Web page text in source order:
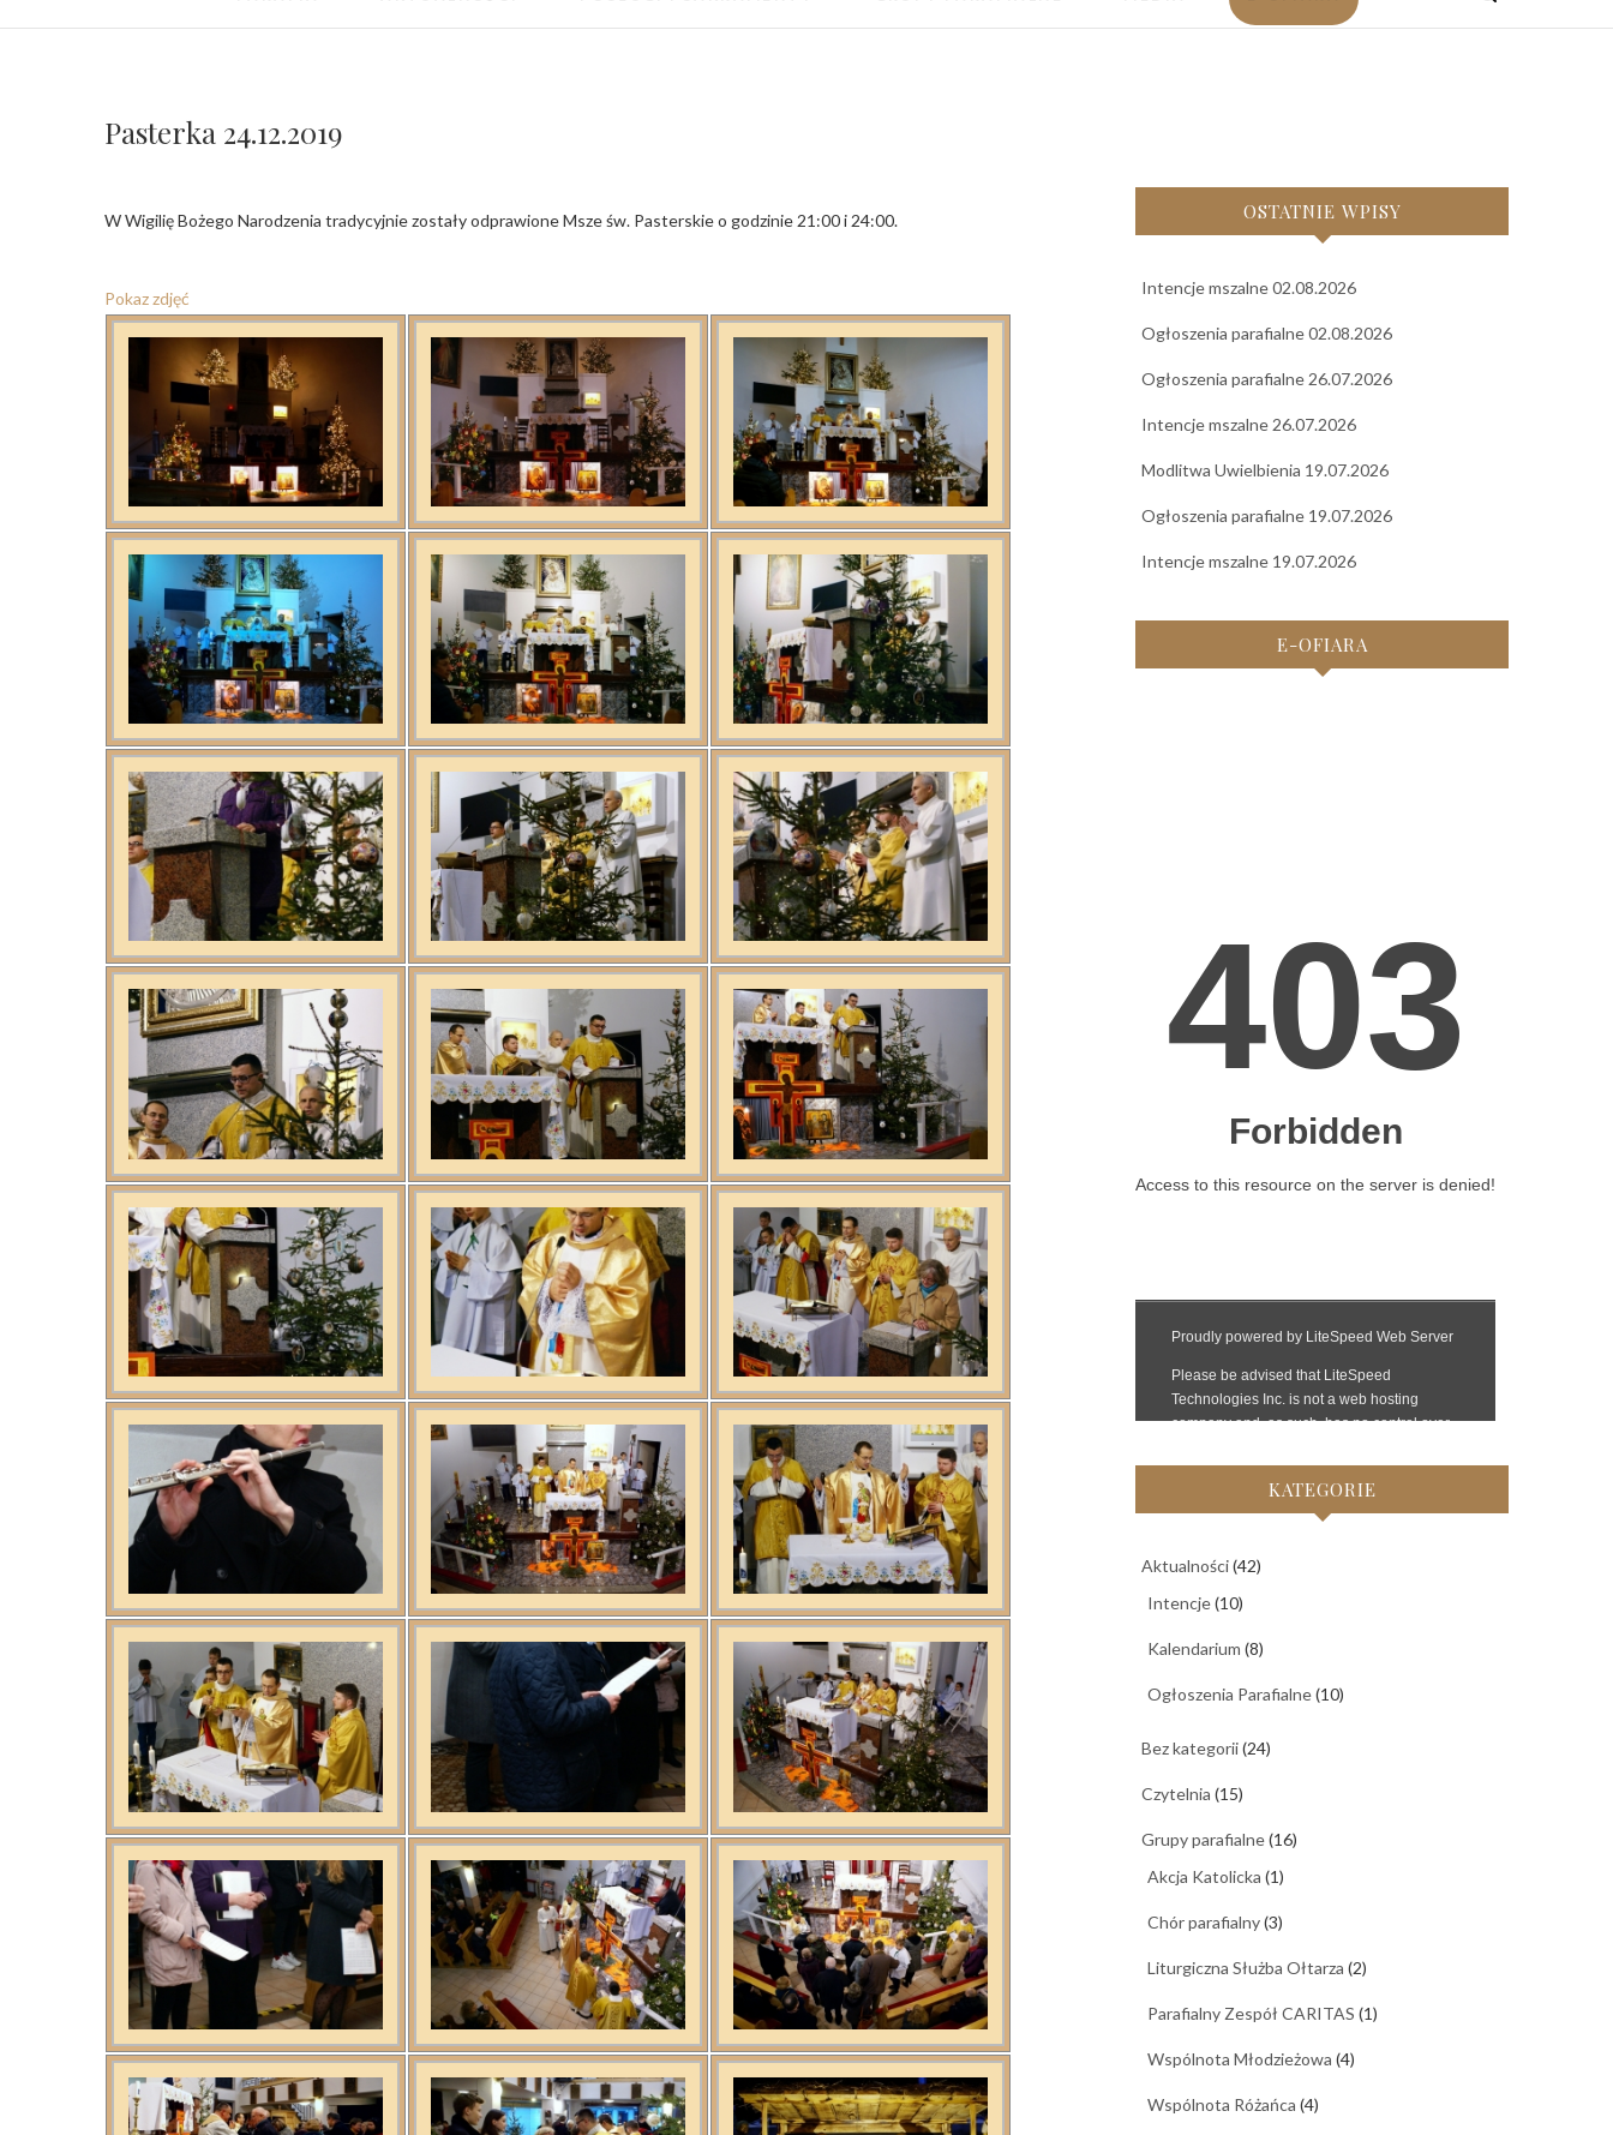
Pasterka 24.12.2019
W Wigilię Bożego Narodzenia tradycyjnie zostały odprawione Msze św. Pasterskie o godzinie 21:00 i 24:00.
Pokaz zdjęć
OSTATNIE WPISY
Intencje mszalne 02.08.2026
Ogłoszenia parafialne 02.08.2026
Ogłoszenia parafialne 26.07.2026
Intencje mszalne 26.07.2026
Modlitwa Uwielbienia 19.07.2026
Ogłoszenia parafialne 19.07.2026
Intencje mszalne 19.07.2026
E-OFIARA
KATEGORIE
Aktualności(42)
Intencje(10)
Kalendarium (8)
Ogłoszenia Parafialne(10)
Bez kategorii(24)
Czytelnia (15)
Grupy parafialne(16)
Akcja Katolicka (1)
Chór parafialny(3)
Liturgiczna Służba Ołtarza (2)
Parafialny Zespół CARITAS (1)
Wspólnota Młodzieżowa (4)
Wspólnota Różańca (4)